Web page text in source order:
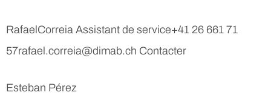
RafaelCorreia Assistant de service+41 26 661 71
57rafael.correia@dimab.ch Contacter
Esteban Pérez